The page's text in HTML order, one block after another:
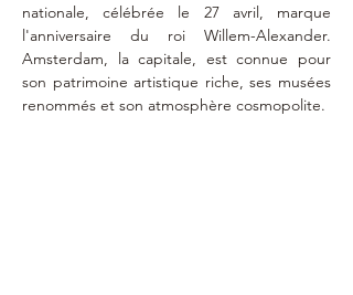
nationale, célébrée le 27 avril, marque
l'anniversaire du roi Willem-Alexander.
Amsterdam, la capitale, est connue pour
son patrimoine artistique riche, ses musées
renommés et son atmosphère cosmopolite.